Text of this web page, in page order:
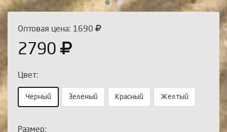
Оптовая цена: 1690
2790
Цвет:
Черный Зеленый Красный Желтый
Размер: